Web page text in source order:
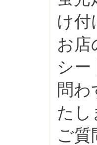
け付
お店
シー
問
たし
ご質